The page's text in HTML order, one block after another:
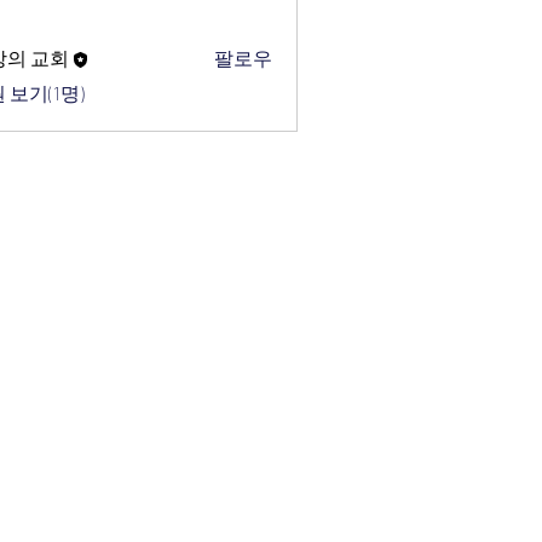
의 교회
팔로우
보기(1명)